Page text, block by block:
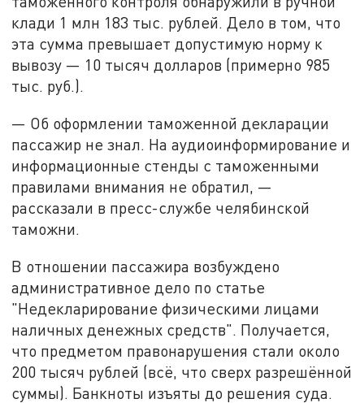
клади 1 млн 183 тыс. рублей. Дело в том, что
эта сумма превышает допустимую норму к
вывозу — 10 тысяч долларов (примерно 985
тыс. руб.).
— Об оформлении таможенной декларации
пассажир не знал. На аудиоинформирование и
информационные стенды с таможенными
правилами внимания не обратил, —
рассказали в пресс-службе челябинской
таможни.
В отношении пассажира возбуждено
административное дело по статье
"Недекларирование физическими лицами
наличных денежных средств". Получается,
что предметом правонарушения стали около
200 тысяч рублей (всё, что сверх разрешённой
суммы). Банкноты изъяты до решения суда.